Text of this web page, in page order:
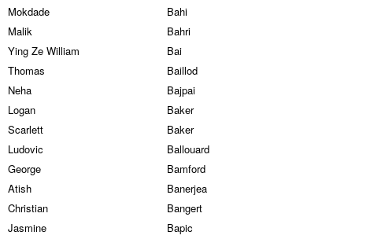
Mokdade
Bahi
Malik
Bahri
Ying Ze William
Bai
Thomas
Baillod
Neha
Bajpai
Logan
Baker
Scarlett
Baker
Ludovic
Ballouard
George
Bamford
Atish
Banerjea
Christian
Bangert
Jasmine
Bapic